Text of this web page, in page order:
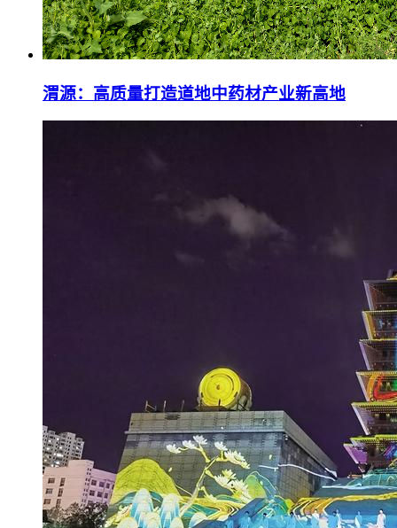
渭源：高质量打造道地中药材产业新高地